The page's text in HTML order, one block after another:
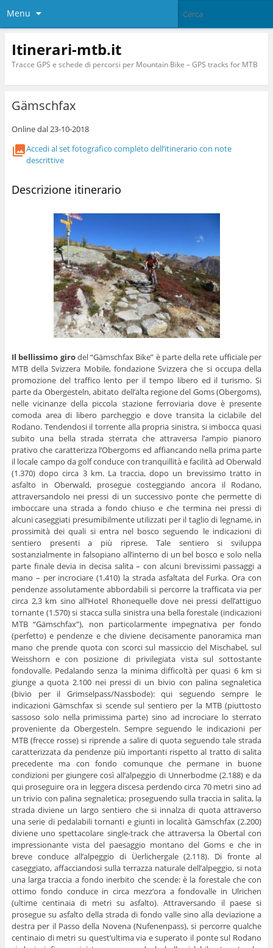
Menu
Itinerari-mtb.it
Tracce GPS e schede di percorsi per Mountain Bike – GPS tracks for MTB
Gämschfax
Online dal 23-10-2018
Accedi al set fotografico completo dell’itinerario con note
descrittive
Descrizione itinerario
Il bellissimo girodel “Gämschfax Bike” è parte della rete ufficiale per
MTB della Svizzera Mobile, fondazione Svizzera che si occupa della
promozione del traffico lento per il tempo libero ed il turismo. Si
parte da Obergesteln, abitato dell’alta regione del Goms (Obergoms),
nelle vicinanze della piccola stazione ferroviaria dove è presente
comoda area di libero parcheggio e dove transita la ciclabile del
Rodano. Tendendosi il torrente alla propria sinistra, si imbocca quasi
subito una bella strada sterrata che attraversa l’ampio pianoro
prativo che caratterizza l’Obergoms ed affiancando nella prima parte
il locale campo da golf conduce con tranquillità e facilità ad Oberwald
(1.370) dopo circa 3 km. La traccia, dopo un brevissimo tratto in
asfalto in Oberwald, prosegue costeggiando ancora il Rodano,
attraversandolo nei pressi di un successivo ponte che permette di
imboccare una strada a fondo chiuso e che termina nei pressi di
alcuni caseggiati presumibilmente utilizzati per il taglio di legname, in
prossimità dei quali si entra nel bosco seguendo le indicazioni di
sentiero presenti a più riprese. Tale sentiero si sviluppa
sostanzialmente in falsopiano all’interno di un bel bosco e solo nella
parte finale devia in decisa salita – con alcuni brevissimi passaggi a
mano – per incrociare (1.410) la strada asfaltata del Furka. Ora con
pendenze assolutamente abbordabili si percorre la trafficata via per
circa 2,3 km sino all’Hotel Rhonequelle dove nei pressi dell’attiguo
tornante (1.570) si stacca sulla sinistra una bella forestale (indicazioni
MTB “Gämschfax”), non particolarmente impegnativa per fondo
(perfetto) e pendenze e che diviene decisamente panoramica man
mano che prende quota con scorci sul massiccio del Mischabel, sul
Weisshorn e con posizione di privilegiata vista sul sottostante
fondovalle. Pedalando senza la minima difficoltà per quasi 6 km si
giunge a quota 2.100 nei pressi di un bivio con palina segnaletica
(bivio per il Grimselpass/Nassbode): qui seguendo sempre le
indicazioni Gämschfax si scende sul sentiero per la MTB (piuttosto
sassoso solo nella primissima parte) sino ad incrociare lo sterrato
proveniente da Obergesteln. Sempre seguendo le indicazioni per
MTB (frecce rosse) si riprende a salire di quota seguendo tale strada
caratterizzata da pendenze più importanti rispetto al tratto di salita
precedente ma con fondo comunque che permane in buone
condizioni per giungere così all’alpeggio di Unnerbodme (2.188) e da
qui proseguire ora in leggera discesa perdendo circa 70 metri sino ad
un trivio con palina segnaletica; proseguendo sulla traccia in salita, la
strada diviene un largo sentiero che si innalza di quota attraverso
una serie di pedalabili tornanti e giunti in località Gämschfax (2.200)
diviene uno spettacolare single-track che attraversa la Obertal con
impressionante vista del paesaggio montano del Goms e che in
breve conduce all’alpeggio di Üerlichergale (2.118). Di fronte al
caseggiato, affacciandosi sulla terrazza naturale dell’alpeggio, si nota
una larga traccia a fondo inerbito che scende: è la forestale che con
ottimo fondo conduce in circa mezz’ora a fondovalle in Ulrichen
(ultime centinaia di metri su asfalto). Attraversando il paese si
prosegue su asfalto della strada di fondo valle sino alla deviazione a
destra per il Passo della Novena (Nufenenpass), si percorre qualche
centinaio di metri su quest’ultima via e superato il ponte sul Rodano